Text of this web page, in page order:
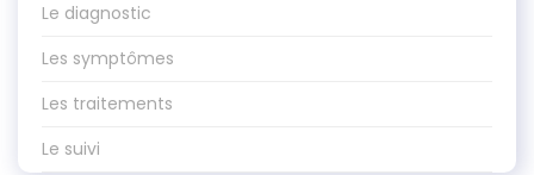
Le diagnostic
Les symptômes
Les traitements
Le suivi